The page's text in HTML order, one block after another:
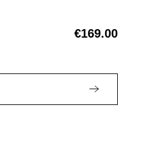
€169.00